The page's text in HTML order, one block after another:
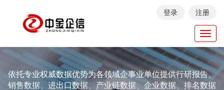
登录 注册
依托专业权威数据优势为各领域企事业单位提供行研报告、
销售数据、进出口数据、产业链数据、企业数据、排名数据